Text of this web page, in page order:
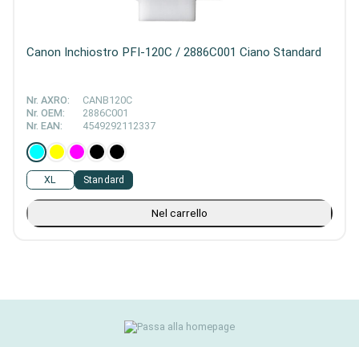
Canon Inchiostro PFI-120C / 2886C001 Ciano Standard
Nr. AXRO:
CANB120C
Nr. OEM:
2886C001
Nr. EAN:
4549292112337
XL Standard
Nel carrello